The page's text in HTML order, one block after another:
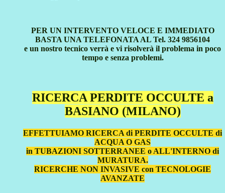
PER UN INTERVENTO VELOCE E IMMEDIATO
BASTA UNA TELEFONATA AL Tel. 324 9856104
e un nostro tecnico verrà e vi risolverà il problema in poco
tempo e senza problemi.
RICERCA PERDITE OCCULTE a
BASIANO (MILANO)
EFFETTUIAMO RICERCA di PERDITE OCCULTE di
ACQUA O GAS
in TUBAZIONI SOTTERRANEE o ALL'INTERNO di
MURATURA.
RICERCHE NON INVASIVE con TECNOLOGIE
AVANZATE